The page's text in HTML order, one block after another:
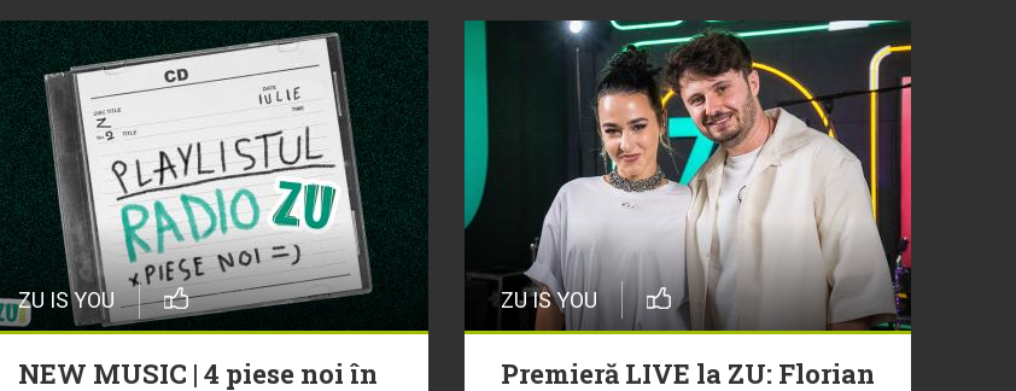
ZU IS YOU
NEW MUSIC | 4 piese noi în
ZU IS YOU
Premieră LIVE la ZU: Florian